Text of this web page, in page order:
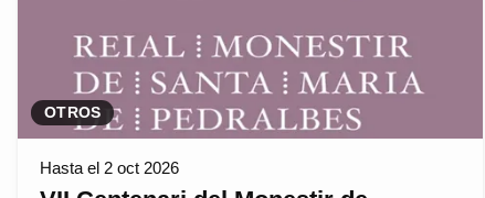
OTROS
Hasta el 2 oct 2026